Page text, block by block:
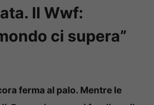
Il Wwf:
ci supera”
ferma al palo. Mentre le